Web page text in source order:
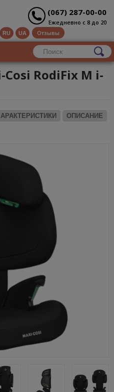
(067) 287-00-00
Ежедневно с 8 до 20
RU UA Отзывы
RodiFix M i-
ОПИСАНИЕ